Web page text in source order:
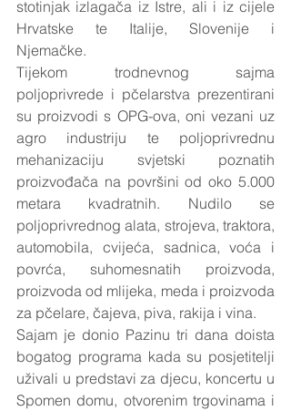
stotinjak izlagača iz Istre, ali i iz cijele
Hrvatske te Italije, Slovenije i
Njemačke.
Tijekom trodnevnog sajma
poljoprivrede i pčelarstva prezentirani
su proizvodi s OPG-ova, oni vezani uz
agro industriju te poljoprivrednu
mehanizaciju svjetski poznatih
proizvođača na površini od oko 5.000
metara kvadratnih. Nudilo se
poljoprivrednog alata, strojeva, traktora,
automobila, cvijeća, sadnica, voća i
povrća, suhomesnatih proizvoda,
proizvoda od mlijeka, meda i proizvoda
za pčelare, čajeva, piva, rakija i vina.
Sajam je donio Pazinu tri dana doista
bogatog programa kada su posjetitelji
uživali u predstavi za djecu, koncertu u
Spomen domu, otvorenim trgovinama i